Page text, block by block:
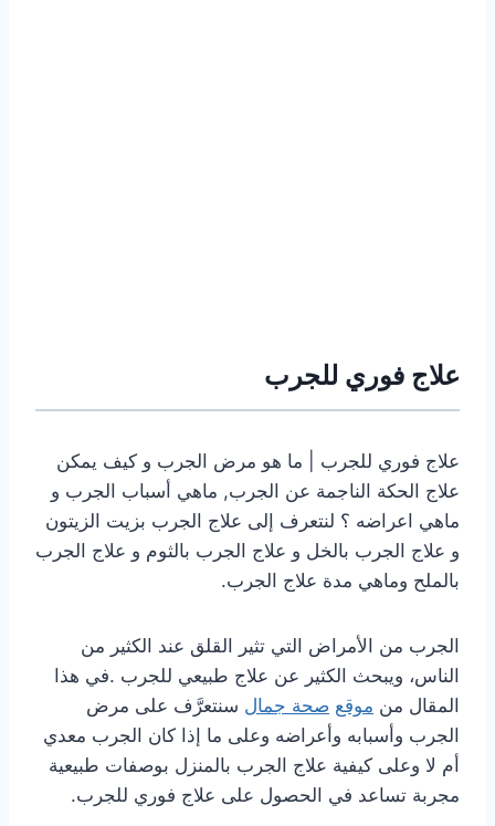
علاج فوري للجرب
علاج فوري للجرب | ما هو مرض الجرب و كيف يمكن
علاج الحكة الناجمة عن الجرب, ماهي أسباب الجرب و
ماهي اعراضه ؟ لنتعرف إلى علاج الجرب بزيت الزيتون
و علاج الجرب بالخل و علاج الجرب بالثوم و علاج الجرب
بالملح وماهي مدة علاج الجرب.
الجرب من الأمراض التي تثير القلق عند الكثير من
الناس، ويبحث الكثير عن علاج طبيعي للجرب .في هذا
المقال من موقع صحة جمال سنتعرَّف على مرض
الجرب وأسبابه وأعراضه وعلى ما إذا كان الجرب معدي
أم لا وعلى كيفية علاج الجرب بالمنزل بوصفات طبيعية
مجربة تساعد في الحصول على علاج فوري للجرب.